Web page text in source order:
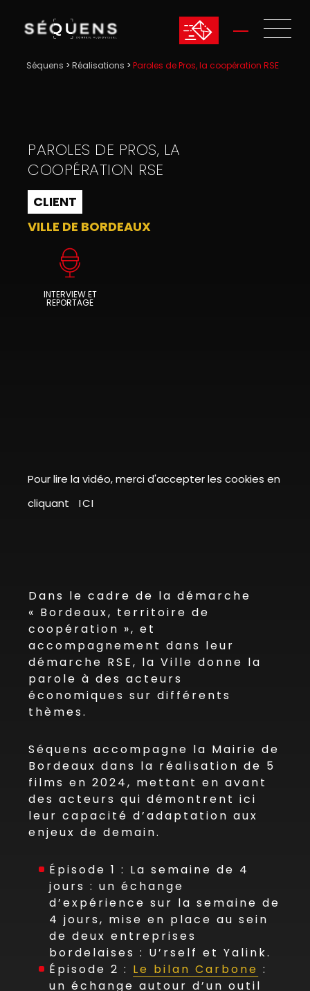
Séquens >Réalisations >Paroles de Pros, la coopération RSE
PAROLES DE PROS, LA
COOPÉRATION RSE
CLIENT
VILLE DE BORDEAUX
INTERVIEW ET
REPORTAGE
Pour lire la vidéo, merci d'accepter les cookies en
cliquant
ICI
Dans le cadre de la démarche
« Bordeaux, territoire de
coopération », et
accompagnement dans leur
démarche RSE, la Ville donne la
parole à des acteurs
économiques sur différents
thèmes.
Séquens accompagne la Mairie de
Bordeaux dans la réalisation de 5
films en 2024, mettant en avant
des acteurs qui démontrent ici
leur capacité d’adaptation aux
enjeux de demain.
Épisode 1 : La semaine de 4
jours : un échange
d’expérience sur la semaine de
4 jours, mise en place au sein
de deux entreprises
bordelaises : U’rself et Yalink.
Épisode 2 : Le bilan Carbone :
un échange autour d’un outil